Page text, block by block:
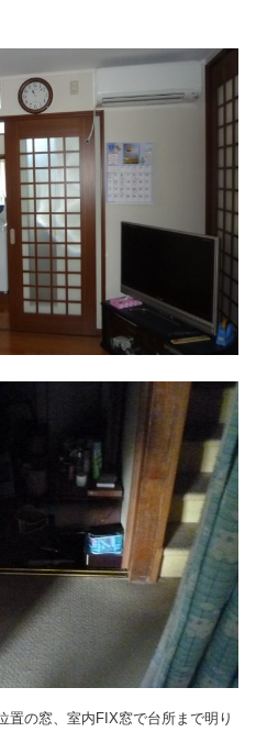
の窓、室内FIX窓で台所まで明り